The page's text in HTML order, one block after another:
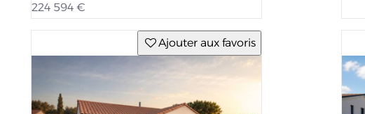
224 594 €
Ajouter aux favoris